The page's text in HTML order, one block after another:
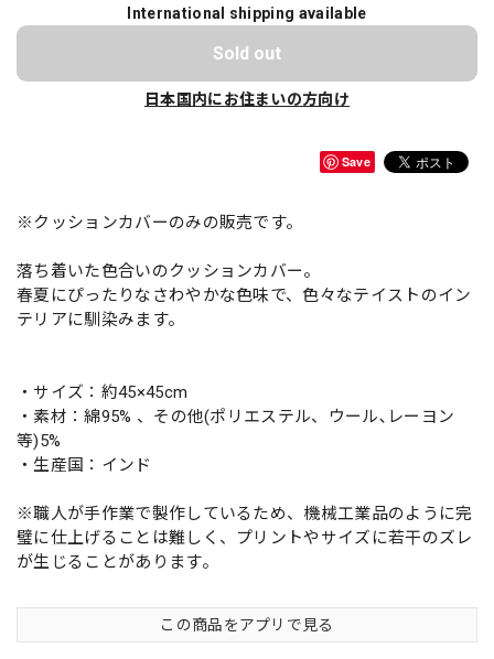
International shipping available
Sold out
日本国内にお住まいの方向け
Save
※クッションカバーのみの販売です。
落ち着いた色合いのクッションカバー。
春夏にぴったりなさわやかな色味で、色々なテイストのイン
テリアに馴染みます。
・サイズ：約45×45cm
・素材：綿95% 、その他(ポリエステル、ウール､レーヨン
等)5%
・生産国：インド
※職人が手作業で製作しているため、機械工業品のように完
璧に仕上げることは難しく、プリントやサイズに若干のズレ
が生じることがあります。
この商品をアプリで見る